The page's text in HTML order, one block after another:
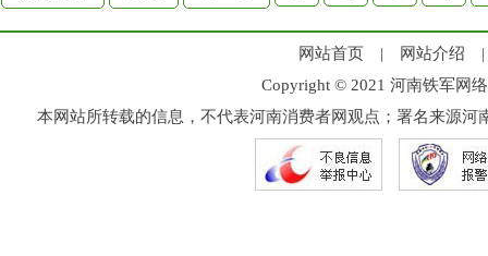
网站首页 | 网站介绍
Copyright © 2021 河南铁军网
本网站所转载的信息，不代表河南消费者网观点；署名来源